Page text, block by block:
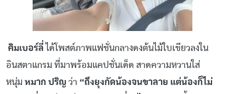
คิมเบอร์ลี่ ได้โพสต์ภาพแฟชั่นกลางดงต้นไม้ใบเขียวลงใน
อินสตาแกรม ที่มาพร้อมแคปชั่นเด็ด สาดความหวานใส่
หนุ่ม หมาก ปริญ ว่า “ถึงยุงกัดน้องจนขาลาย แต่น้องก็ไม่